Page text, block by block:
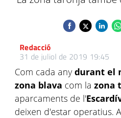
Redacció
31 de juliol de 2019 19:45
Com cada any durant el
zona blava com la zona
aparcaments de l'
deixen d'estar operatius.